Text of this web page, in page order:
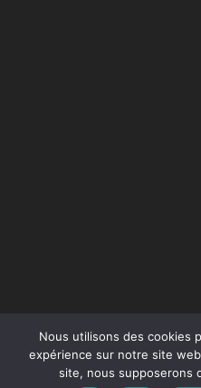
Nous utilisons des cookies
expérience sur notre site
site, nous supposerons